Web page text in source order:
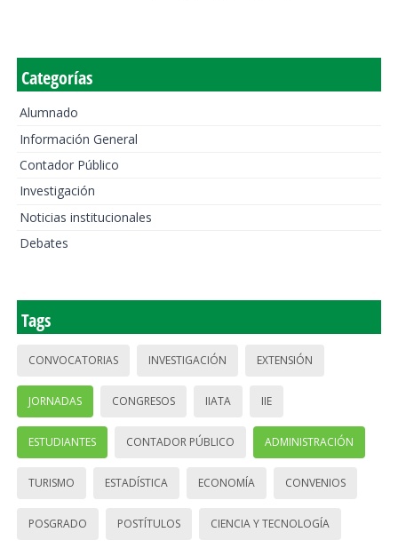
Categorías
Alumnado
Información General
Contador Público
Investigación
Noticias institucionales
Debates
Tags
CONVOCATORIAS INVESTIGACIÓN EXTENSIÓN
JORNADAS CONGRESOS IIATA IIE
ESTUDIANTES CONTADOR PÚBLICO ADMINISTRACIÓN
TURISMO ESTADÍSTICA ECONOMÍA CONVENIOS
POSGRADO POSTÍTULOS CIENCIA Y TECNOLOGÍA